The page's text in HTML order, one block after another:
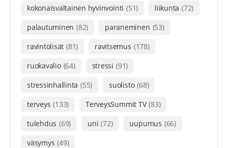
kokonaisvaltainen hyvinvointi (51) liikunta (72)
palautuminen (82) paraneminen (53)
ravintolisät (81) ravitsemus (178)
ruokavalio (64) stressi (91)
stressinhallinta (55) suolisto (68)
terveys (133) TerveysSummit TV (83)
tulehdus (69) uni (72) uupumus (66)
väsymys (49)